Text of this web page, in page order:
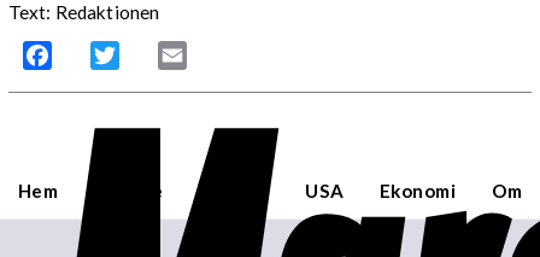
Text: Redaktionen
Facebook Twitter
Hem Sverige Världen USA Ekonomi Om